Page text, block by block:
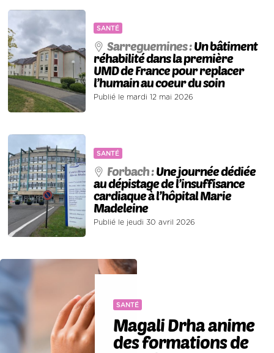
SANTÉ
Sarreguemines :Un bâtiment
réhabilité dans la première
UMD de France pour replacer
l’humain au coeur du soin
Publié le mardi 12 mai 2026
SANTÉ
Forbach :Une journée dédiée
au dépistage de l’insuffisance
cardiaque à l’hôpital Marie
Madeleine
Publié le jeudi 30 avril 2026
SANTÉ
Magali Drha anime
des formations de